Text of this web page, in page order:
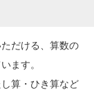
だける、算数の
ます。
算・ひき算など